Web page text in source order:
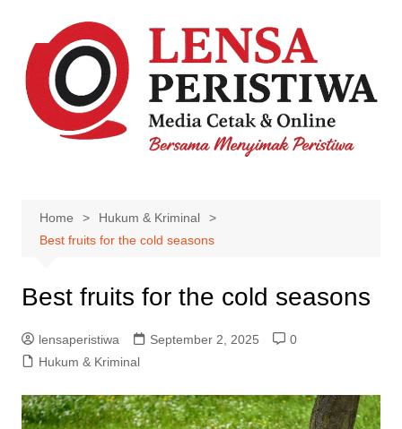
content
Home
Hukum & Kriminal
Best fruits for the cold seasons
Best fruits for the cold seasons
lensaperistiwa September 2, 2025
0
Hukum & Kriminal